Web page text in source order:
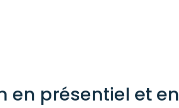
en présentiel et en